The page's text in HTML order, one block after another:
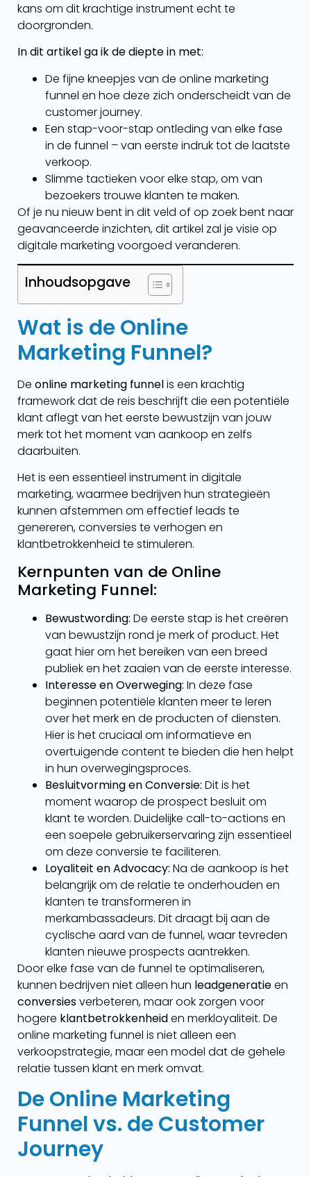
kans om dit krachtige instrument echt te
doorgronden.
In dit artikel ga ik de diepte in met:
De fijne kneepjes van de online marketing
funnel en hoe deze zich onderscheidt van de
customer journey.
Een stap-voor-stap ontleding van elke fase
in de funnel – van eerste indruk tot de laatste
verkoop.
Slimme tactieken voor elke stap, om van
bezoekers trouwe klanten te maken.
Of je nu nieuw bent in dit veld of op zoek bent naar
geavanceerde inzichten, dit artikel zal je visie op
digitale marketing voorgoed veranderen.
Inhoudsopgave
Wat is de Online
Marketing Funnel?
De online marketing funnelis een krachtig
framework dat de reis beschrijft die een potentiële
klant aflegt van het eerste bewustzijn van jouw
merk tot het moment van aankoop en zelfs
daarbuiten.
Het is een essentieel instrument in digitale
marketing, waarmee bedrijven hun strategieën
kunnen afstemmen om effectief leads te
genereren, conversies te verhogen en
klantbetrokkenheid te stimuleren.
Kernpunten van de Online
Marketing Funnel:
Bewustwording: De eerste stap is het creëren
van bewustzijn rond je merk of product. Het
gaat hier om het bereiken van een breed
publiek en het zaaien van de eerste interesse.
Interesse en Overweging: In deze fase
beginnen potentiële klanten meer te leren
over het merk en de producten of diensten.
Hier is het cruciaal om informatieve en
overtuigende content te bieden die hen helpt
in hun overwegingsproces.
Besluitvorming en Conversie: Dit is het
moment waarop de prospect besluit om
klant te worden. Duidelijke call-to-actions en
een soepele gebruikerservaring zijn essentieel
om deze conversie te faciliteren.
Loyaliteit en Advocacy: Na de aankoop is het
belangrijk om de relatie te onderhouden en
klanten te transformeren in
merkambassadeurs. Dit draagt bij aan de
cyclische aard van de funnel, waar tevreden
klanten nieuwe prospects aantrekken.
Door elke fase van de funnel te optimaliseren,
kunnen bedrijven niet alleen hun leadgeneratieen
conversiesverbeteren, maar ook zorgen voor
hogere klantbetrokkenheiden merkloyaliteit. De
online marketing funnel is niet alleen een
verkoopstrategie, maar een model dat de gehele
relatie tussen klant en merk omvat.
De Online Marketing
Funnel vs. de Customer
Journey